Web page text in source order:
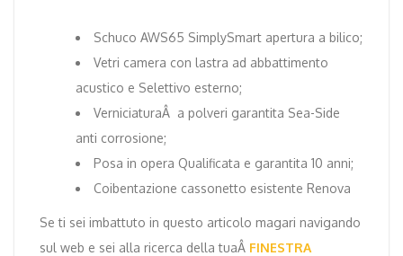
Schuco AWS65 SimplySmart apertura a bilico;
Vetri camera con lastra ad abbattimento
acustico e Selettivo esterno;
VerniciaturaÂ a polveri garantita Sea-Side
anti corrosione;
Posa in opera Qualificata e garantita 10 anni;
Coibentazione cassonetto esistente Renova
Se ti sei imbattuto in questo articolo magari navigando
sul web e sei alla ricerca della tuaÂ FINESTRA